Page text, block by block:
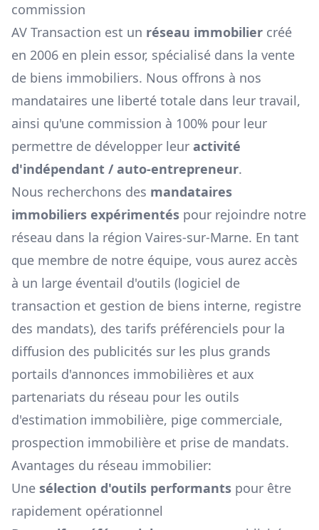
commission
AV Transaction est un réseau immobilier créé
en 2006 en plein essor, spécialisé dans la vente
de biens immobiliers. Nous offrons à nos
mandataires une liberté totale dans leur travail,
ainsi qu'une commission à 100% pour leur
permettre de développer leur activité
d'indépendant / auto-entrepreneur.
Nous recherchons des mandataires
immobiliers expérimentés pour rejoindre notre
réseau dans la région Vaires-sur-Marne. En tant
que membre de notre équipe, vous aurez accès
à un large éventail d'outils (logiciel de
transaction et gestion de biens interne, registre
des mandats), des tarifs préférenciels pour la
diffusion des publicités sur les plus grands
portails d'annonces immobilières et aux
partenariats du réseau pour les outils
d'estimation immobilière, pige commerciale,
prospection immobilière et prise de mandats.
Avantages du réseau immobilier:
Une sélection d'outils performants pour être
rapidement opérationnel